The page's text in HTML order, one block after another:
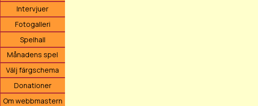
Intervjuer
Fotogalleri
Spelhall
Månadens spel
Välj färgschema
Donationer
Om webbmastern